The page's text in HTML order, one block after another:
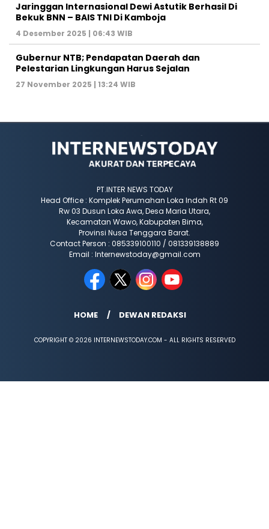
Jaringgan Internasional Dewi Astutik Berhasil Di
Bekuk BNN – BAIS TNI Di Kamboja
4 Desember 2025 | 06:43 WIB
Gubernur NTB; Pendapatan Daerah dan
Pelestarian Lingkungan Harus Sejalan
27 November 2025 | 13:24 WIB
PT.INTER NEWS TODAY
Head Office : Komplek Perumahan Loka Indah Rt 09
Rw 03 Dusun Loka Awa, Desa Maria Utara,
Kecamatan Wawo, Kabupaten Bima,
Provinsi Nusa Tenggara Barat.
Contact Person : 085339100110 / 081339138889
Email : Internewstoday@gmail.com
HOME DEWAN REDAKSI
COPYRIGHT © 2026 INTERNEWSTODAY.COM - ALL RIGHTS RESERVED